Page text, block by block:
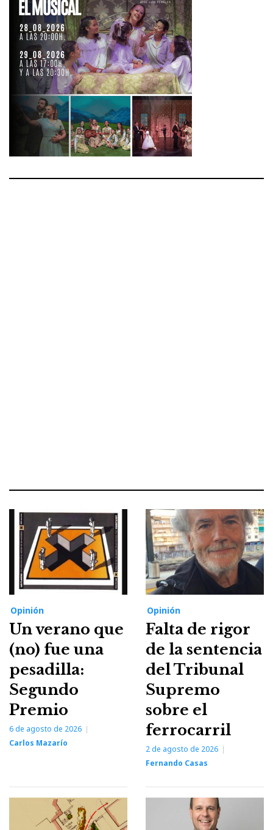
Opinión
Un verano que
(no) fue una
pesadilla:
Segundo
Premio
6 de agosto de 2026
Carlos Mazarío
Opinión
Falta de rigor
de la sentencia
del Tribunal
Supremo
sobre el
ferrocarril
2 de agosto de 2026
Fernando Casas